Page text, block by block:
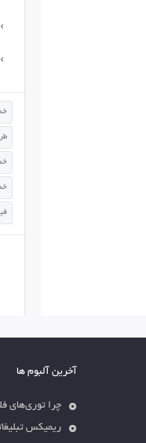
آخرین آلبوم ها
چرا توری‌های
ریمیکس